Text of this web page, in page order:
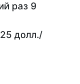
раз 9
долл./